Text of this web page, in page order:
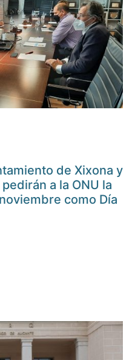
de Xixona y
a la ONU la
como Día